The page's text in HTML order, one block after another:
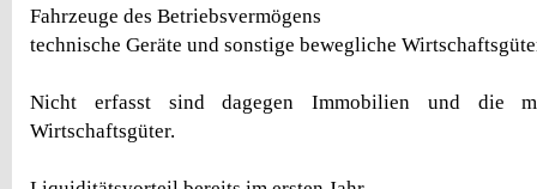
Fahrzeuge des Betriebsvermögens
technische Geräte und sonstige bewegliche
Nicht erfasst sind dagegen Immobilien und die
Wirtschaftsgüter.